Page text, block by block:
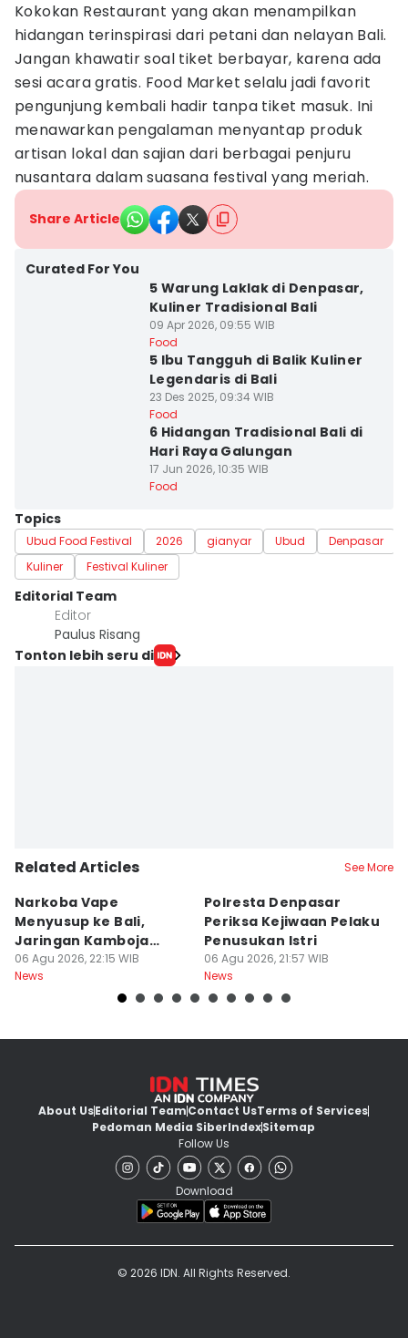
Kokokan Restaurant yang akan menampilkan
hidangan terinspirasi dari petani dan nelayan Bali.
Jangan khawatir soal tiket berbayar, karena ada
sesi acara gratis. Food Market selalu jadi favorit
pengunjung kembali hadir tanpa tiket masuk. Ini
menawarkan pengalaman menyantap produk
artisan lokal dan sajian dari berbagai penjuru
nusantara dalam suasana festival yang meriah.
Share Article
Curated For You
5 Warung Laklak di Denpasar,
Kuliner Tradisional Bali
09 Apr 2026, 09:55 WIB
Food
5 Ibu Tangguh di Balik Kuliner
Legendaris di Bali
23 Des 2025, 09:34 WIB
Food
6 Hidangan Tradisional Bali di
Hari Raya Galungan
17 Jun 2026, 10:35 WIB
Food
Topics
Ubud Food Festival 2026 gianyar Ubud Denpasar
Kuliner
Festival Kuliner
Editorial Team
Editor
Paulus Risang
Tonton lebih seru di
Related Articles See More
Narkoba Vape
Menyusup ke Bali,
Jaringan Kamboja
Terbongkar
06 Agu 2026, 22:15 WIB
News
Polresta Denpasar
Periksa Kejiwaan Pelaku
Penusukan Istri
06 Agu 2026, 21:57 WIB
News
About UsEditorial TeamContact UsTerms of Services
Pedoman Media SiberIndexSitemap
Follow Us
Download
© 2026 IDN. All Rights Reserved.